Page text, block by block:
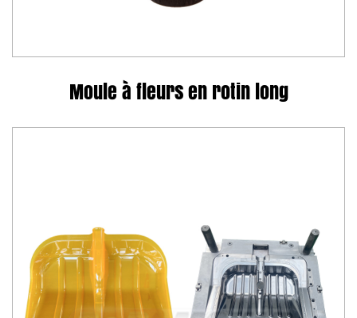
Moule à fleurs en rotin long